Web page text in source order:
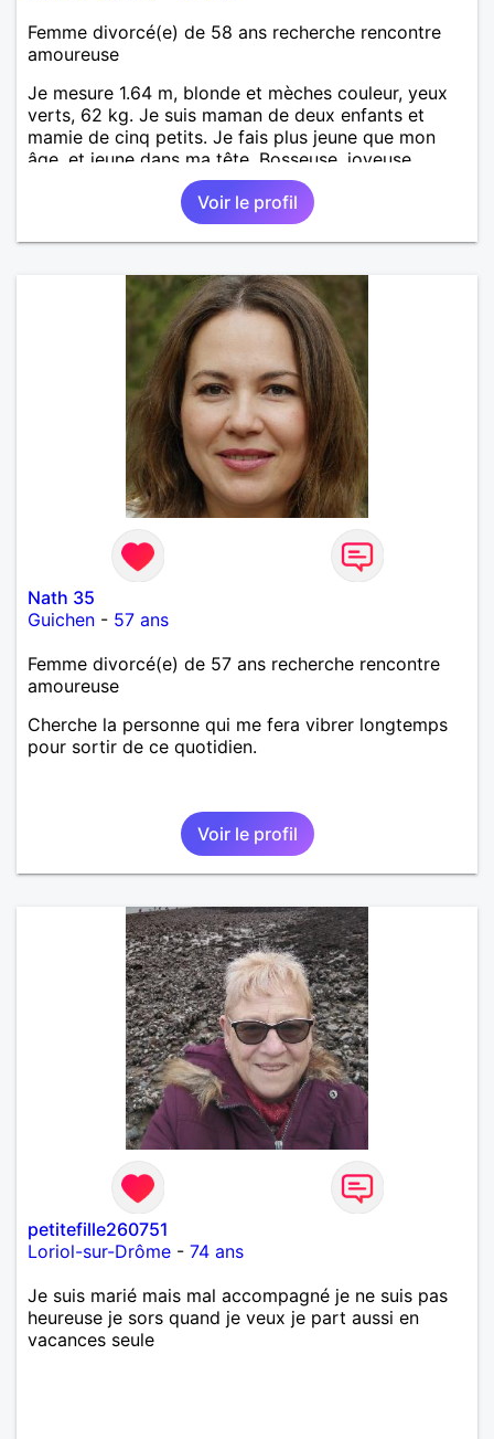
Femme divorcé(e) de 58 ans recherche rencontre
amoureuse
Je mesure 1.64 m, blonde et mèches couleur, yeux
verts, 62 kg. Je suis maman de deux enfants et
mamie de cinq petits. Je fais plus jeune que mon
âge, et jeune dans ma tête. Bosseuse, joyeuse,
sensible, bienveillante, aimant aller danser ou rester
tranquille à la maison. Balades, bricolage... j'ai un
chien. Je suis AES de métier et j'exerce à mon
compte. PAT votre num merci.
Voir le profil
Nath 35
Guichen - 57 ans
Femme divorcé(e) de 57 ans recherche rencontre
amoureuse
Cherche la personne qui me fera vibrer longtemps
pour sortir de ce quotidien.
Voir le profil
petitefille260751
Loriol-sur-Drôme - 74 ans
Je suis marié mais mal accompagné je ne suis pas
heureuse je sors quand je veux je part aussi en
vacances seule